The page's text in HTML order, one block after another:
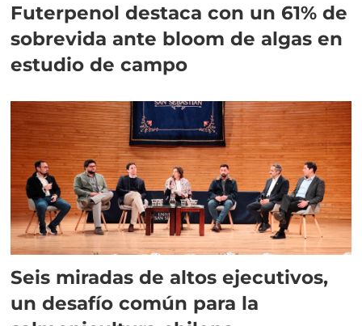
Futerpenol destaca con un 61% de
sobrevida ante bloom de algas en
estudio de campo
Seis miradas de altos ejecutivos,
un desafío común para la